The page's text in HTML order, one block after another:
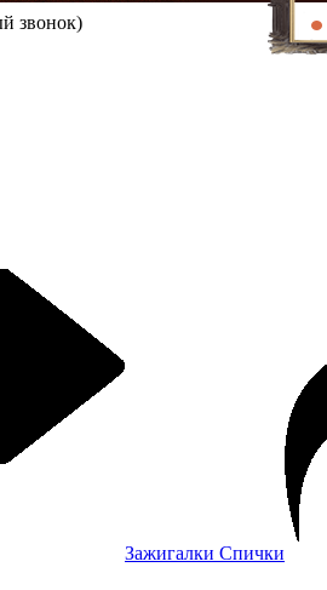
звонок)
Зажигалки Спички